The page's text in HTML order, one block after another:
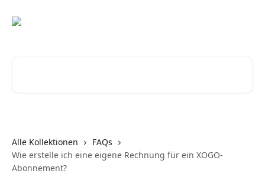
Alle Kollektionen
FAQs
Wie erstelle ich eine eigene Rechnung für ein XOGO-
Abonnement?